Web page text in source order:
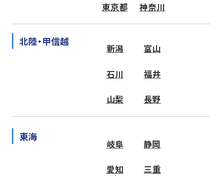
東京都 神奈川
北陸・甲信越
新潟 富山
石川 福井
山梨 長野
東海
岐阜 静岡
愛知 三重